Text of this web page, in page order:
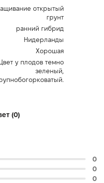
открытый
грунт
ранний гибрид
Нидерланды
Хорошая
Цвет у плодов темно
зеленый,
(0)
0
0
0